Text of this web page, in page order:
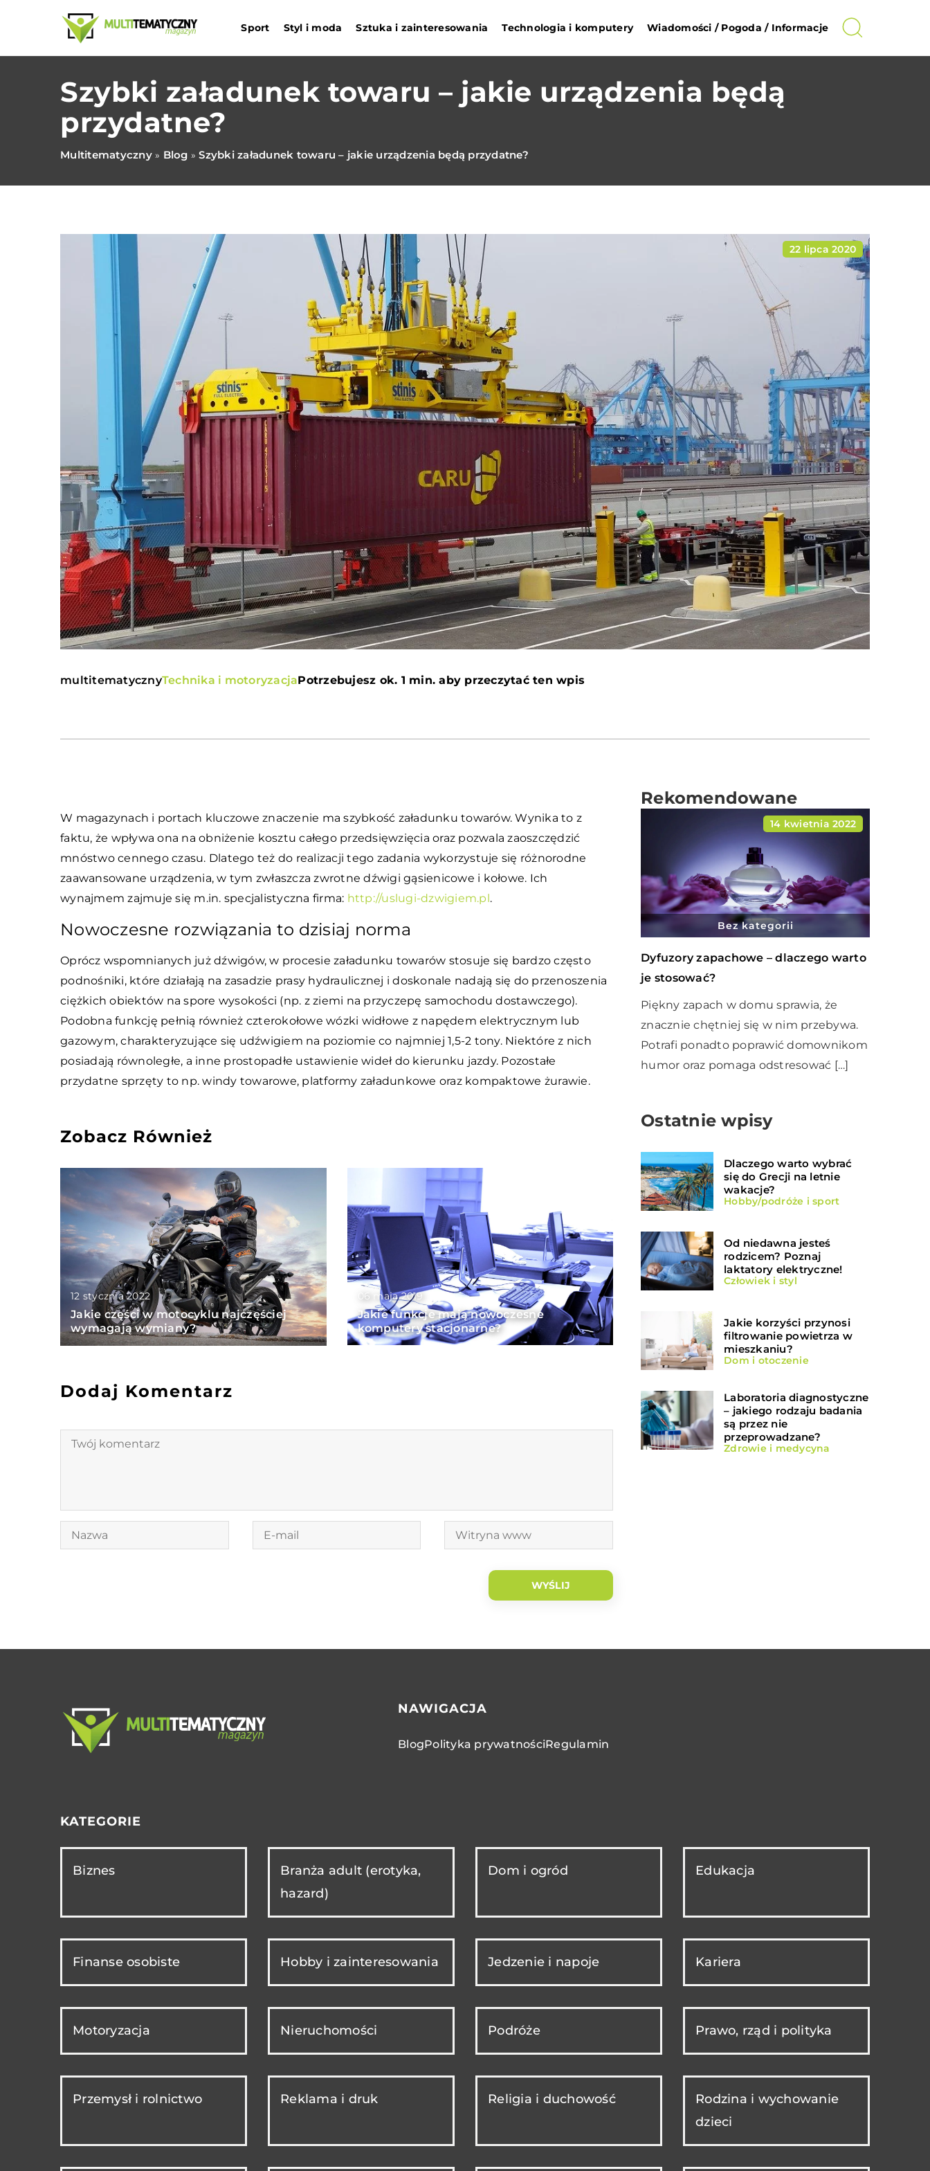
Sport Styl i moda Sztuka i zainteresowania Technologia i komputery Wiadomości / Pogoda / Informacje
Szybki załadunek towaru – jakie urządzenia będą
przydatne?
Multitematyczny» Blog »Szybki załadunek towaru – jakie urządzenia będą przydatne?
22 lipca 2020
multitematycznyTechnika i motoryzacjaPotrzebujesz ok. 1 min. aby przeczytać ten wpis
W magazynach i portach kluczowe znaczenie ma szybkość załadunku towarów. Wynika to z
faktu, że wpływa ona na obniżenie kosztu całego przedsięwzięcia oraz pozwala zaoszczędzić
mnóstwo cennego czasu. Dlatego też do realizacji tego zadania wykorzystuje się różnorodne
zaawansowane urządzenia, w tym zwłaszcza zwrotne dźwigi gąsienicowe i kołowe. Ich
wynajmem zajmuje się m.in. specjalistyczna firma: http://uslugi-dzwigiem.pl.
Nowoczesne rozwiązania to dzisiaj norma
Oprócz wspomnianych już dźwigów, w procesie załadunku towarów stosuje się bardzo często
podnośniki, które działają na zasadzie prasy hydraulicznej i doskonale nadają się do przenoszenia
ciężkich obiektów na spore wysokości (np. z ziemi na przyczepę samochodu dostawczego).
Podobna funkcję pełnią również czterokołowe wózki widłowe z napędem elektrycznym lub
gazowym, charakteryzujące się udźwigiem na poziomie co najmniej 1,5-2 tony. Niektóre z nich
posiadają równoległe, a inne prostopadłe ustawienie wideł do kierunku jazdy. Pozostałe
przydatne sprzęty to np. windy towarowe, platformy załadunkowe oraz kompaktowe żurawie.
Zobacz Również
12 stycznia 2022
Jakie części w motocyklu najczęściej
wymagają wymiany?
06 maja 2019
Jakie funkcje mają nowoczesne
komputery stacjonarne?
Dodaj Komentarz
Rekomendowane
14 kwietnia 2022
Bez kategorii
Dyfuzory zapachowe – dlaczego warto
je stosować?
Piękny zapach w domu sprawia, że
znacznie chętniej się w nim przebywa.
Potrafi ponadto poprawić domownikom
humor oraz pomaga odstresować […]
Ostatnie wpisy
Dlaczego warto wybrać
się do Grecji na letnie
wakacje?
Hobby/podróże i sport
Od niedawna jesteś
rodzicem? Poznaj
laktatory elektryczne!
Człowiek i styl
Jakie korzyści przynosi
filtrowanie powietrza w
mieszkaniu?
Dom i otoczenie
Laboratoria diagnostyczne
– jakiego rodzaju badania
są przez nie
przeprowadzane?
Zdrowie i medycyna
NAWIGACJA
BlogPolityka prywatnościRegulamin
KATEGORIE
Biznes
Branża adult (erotyka,
hazard)
Dom i ogród Edukacja
Finanse osobiste Hobby i zainteresowania Jedzenie i napoje Kariera
Motoryzacja Nieruchomości Podróże Prawo, rząd i polityka
Przemysł i rolnictwo Reklama i druk Religia i duchowość
Rodzina i wychowanie
dzieci